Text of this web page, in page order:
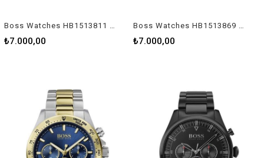
Boss Watches HB1513811 Erkek Kol Saati
₺7.000,00
Boss Watches HB1513869 Erkek Kol Saati
₺7.000,00